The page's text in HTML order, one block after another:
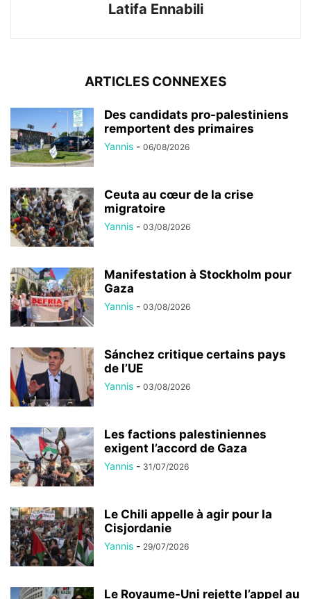
Latifa Ennabili
ARTICLES CONNEXES
Des candidats pro-palestiniens
remportent des primaires
Yannis - 06/08/2026
Ceuta au cœur de la crise
migratoire
Yannis - 03/08/2026
Manifestation à Stockholm pour
Gaza
Yannis - 03/08/2026
Sánchez critique certains pays
de l’UE
Yannis - 03/08/2026
Les factions palestiniennes
exigent l’accord de Gaza
Yannis - 31/07/2026
Le Chili appelle à agir pour la
Cisjordanie
Yannis - 29/07/2026
Le Royaume-Uni rejette l’appel au